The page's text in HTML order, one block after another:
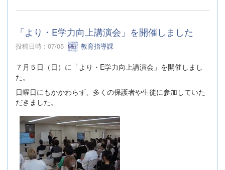
「より・E学力向上講演会」を開催しました
投稿日時 : 07/05 教育指導課
７月５日（日）に「より・E学力向上講演会」を開催しまし
た。
日曜日にもかかわらず、多くの保護者や生徒に参加していた
だきました。